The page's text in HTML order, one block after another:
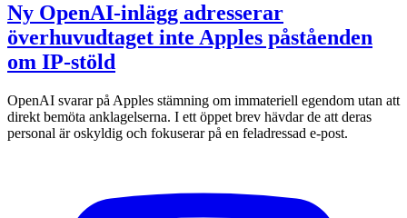
Ny OpenAI-inlägg adresserar
överhuvudtaget inte Apples påståenden
om IP-stöld
OpenAI svarar på Apples stämning om immateriell egendom utan att
direkt bemöta anklagelserna. I ett öppet brev hävdar de att deras
personal är oskyldig och fokuserar på en feladressad e-post.